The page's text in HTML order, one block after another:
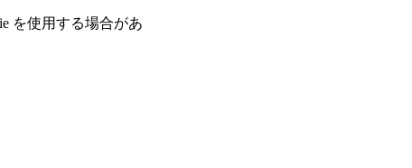
を使⽤する場合があ